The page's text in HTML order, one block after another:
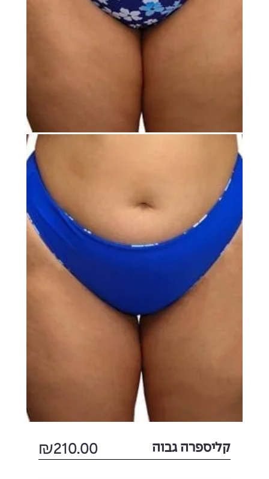
קליספרה גבוה ₪210.00